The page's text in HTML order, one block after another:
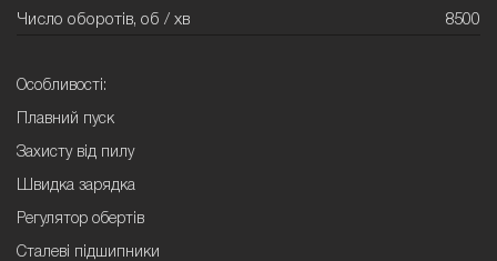
Число оборотів, об / хв 8500
Особливості:
Плавний пуск
Захисту від пилу
Швидка зарядка
Регулятор обертів
Сталеві підшипники